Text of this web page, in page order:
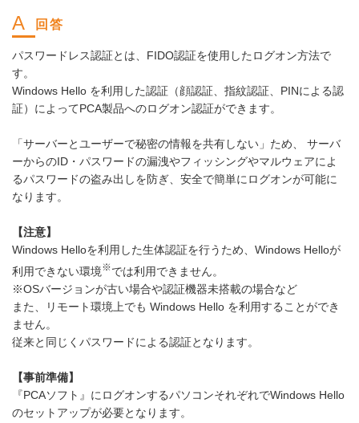
パスワードレス認証とは、FIDO認証を使用したログオン方法で
す。
Windows Hello を利用した認証（顔認証、指紋認証、PINによる認
証）によってPCA製品へのログオン認証ができます。
「サーバーとユーザーで秘密の情報を共有しない」ため、 サーバ
ーからのID・パスワードの漏洩やフィッシングやマルウェアによ
るパスワードの盗み出しを防ぎ、安全で簡単にログオンが可能に
なります。
【注意】
Windows Helloを利用した生体認証を行うため、Windows Helloが
利用できない環境※では利用できません。
※OSバージョンが古い場合や認証機器未搭載の場合など
また、リモート環境上でも Windows Hello を利用することができ
ません。
従来と同じくパスワードによる認証となります。
【事前準備】
『PCAソフト』にログオンするパソコンそれぞれでWindows Hello
のセットアップが必要となります。